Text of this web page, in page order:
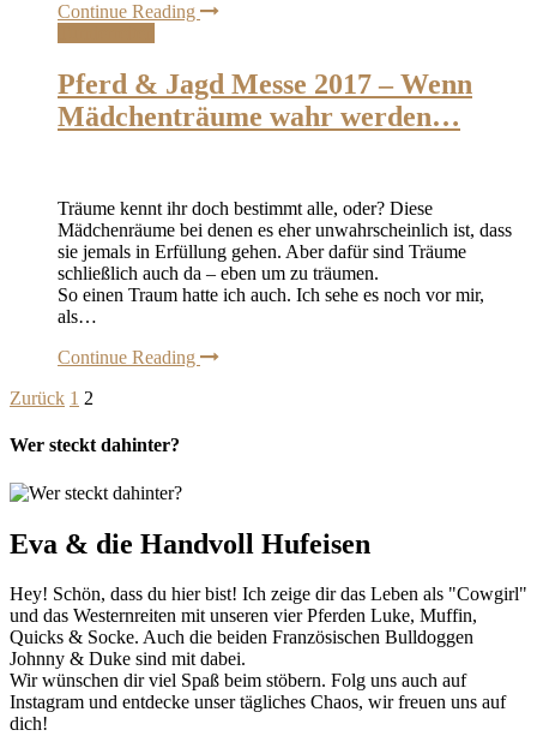
Continue Reading
Pferd & Jagd Messe 2017 – Wenn
Mädchenträume wahr werden…
Träume kennt ihr doch bestimmt alle, oder? Diese
Mädchenräume bei denen es eher unwahrscheinlich ist, dass
sie jemals in Erfüllung gehen. Aber dafür sind Träume
schließlich auch da – eben um zu träumen.
So einen Traum hatte ich auch. Ich sehe es noch vor mir,
als…
Continue Reading
Zurück 1 2
Wer steckt dahinter?
Eva & die Handvoll Hufeisen
Hey! Schön, dass du hier bist! Ich zeige dir das Leben als "Cowgirl"
und das Westernreiten mit unseren vier Pferden Luke, Muffin,
Quicks & Socke. Auch die beiden Französischen Bulldoggen
Johnny & Duke sind mit dabei.
Wir wünschen dir viel Spaß beim stöbern. Folg uns auch auf
Instagram und entdecke unser tägliches Chaos, wir freuen uns auf
dich!